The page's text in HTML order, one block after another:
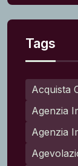
Tags
Acquista
Agenzia
Agenzia